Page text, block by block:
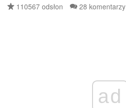
110567 odsłon 28 komentarzy
ad